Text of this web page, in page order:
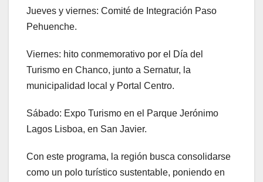
Jueves y viernes: Comité de Integración Paso
Pehuenche.
Viernes: hito conmemorativo por el Día del
Turismo en Chanco, junto a Sernatur, la
municipalidad local y Portal Centro.
Sábado: Expo Turismo en el Parque Jerónimo
Lagos Lisboa, en San Javier.
Con este programa, la región busca consolidarse
como un polo turístico sustentable, poniendo en